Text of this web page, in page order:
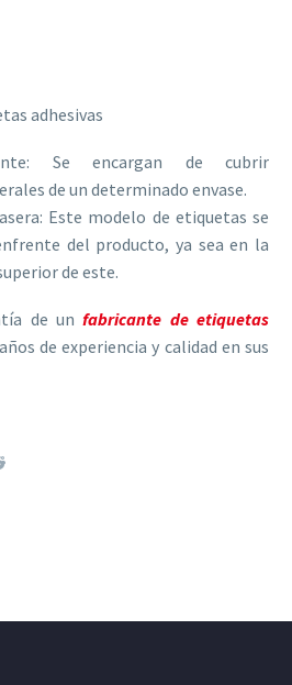
adhesivas
Se encargan de cubrir
de un determinado envase.
Este modelo de etiquetas se
del producto, ya sea en la
de este.
de unfabricante de etiquetas
de experiencia y calidad en sus